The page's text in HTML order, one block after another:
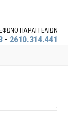
ΠΑΡΑΓΓΕΛΙΩΝ
- 2610.314.441